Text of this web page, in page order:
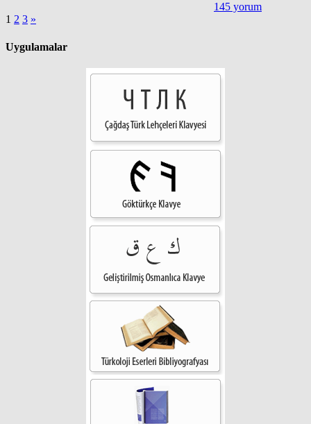
145 yorum
Yazı
sayfalaması
1 2 3 Sonraki
»
Uygulamalar